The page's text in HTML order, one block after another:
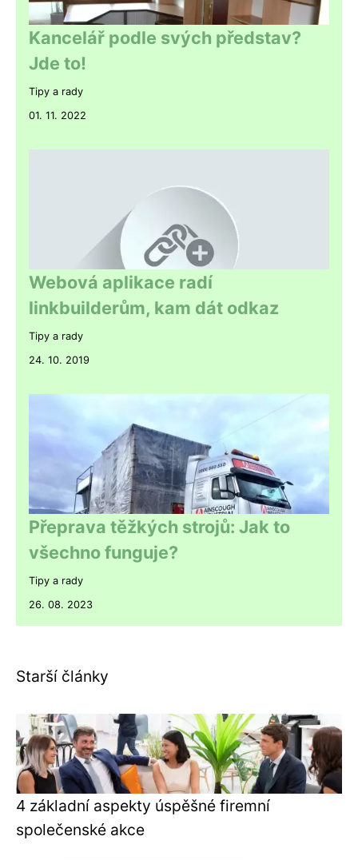
Kancelář podle svých představ?
Jde to!
Tipy a rady
01. 11. 2022
Webová aplikace radí
linkbuilderům, kam dát odkaz
Tipy a rady
24. 10. 2019
Přeprava těžkých strojů: Jak to
všechno funguje?
Tipy a rady
26. 08. 2023
Starší články
4 základní aspekty úspěšné firemní
společenské akce